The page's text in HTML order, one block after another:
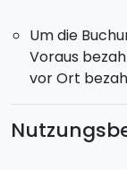
Um die
Voraus
vor Ort